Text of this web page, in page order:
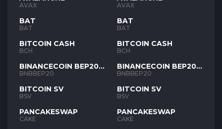
AVAX
BAT
BAT
BITCOIN CASH
BCH
BINANCECOIN BEP20
BNB
BNBBEP20
BITCOIN SV
BSV
PANCAKESWAP
CAKE
AVAX
BAT
BAT
BITCOIN CASH
BCH
BINANCECOIN BEP20
BNB
BNBBEP20
BITCOIN SV
BSV
PANCAKESWAP
CAKE